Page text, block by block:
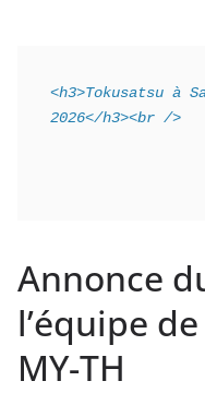
<h3>Tokusatsu à
2026</h3><br />
Annonce
l’équipe
MY-TH